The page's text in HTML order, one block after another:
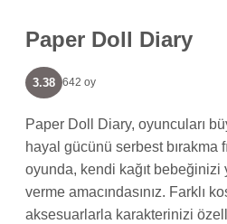
Paper Doll Diary
3.38 642 oy
Paper Doll Diary, oyuncuları
hayal gücünü serbest bırakma
oyunda, kendi kağıt bebeğinizi
verme amacındasınız. Farklı
aksesuarlarla karakterinizi